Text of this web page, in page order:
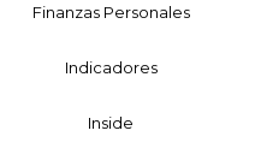
Finanzas Personales
Indicadores
Inside